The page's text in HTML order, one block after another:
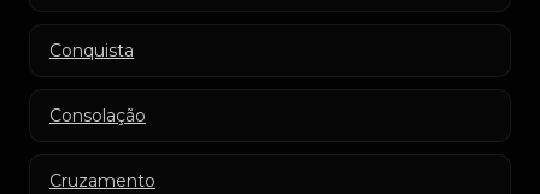
Conquista
Consolação
Cruzamento